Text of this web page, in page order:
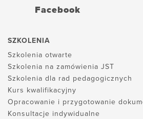
Facebook
SZKOLENIA
Szkolenia otwarte
Szkolenia na zamówienia JST
Szkolenia dla rad pedagogicznych
Kurs kwalifikacyjny
Opracowanie i przygotowanie
Konsultacje indywidualne